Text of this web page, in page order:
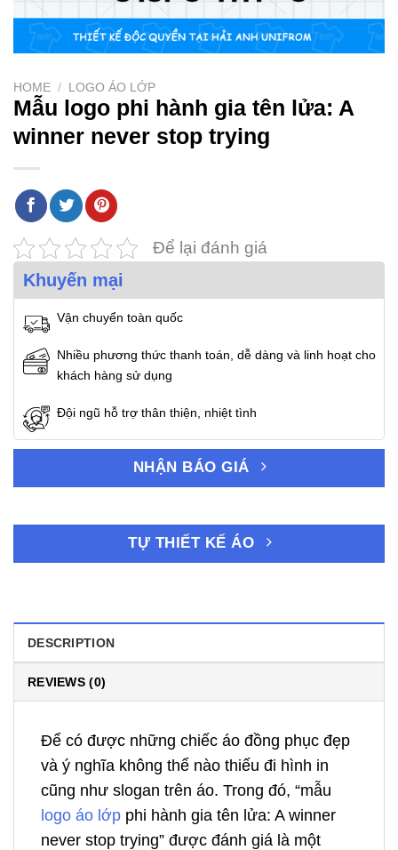
HOME / LOGO ÁO LỚP
Mẫu logo phi hành gia tên lửa: A
winner never stop trying
Để lại đánh giá
Khuyến mại
Vận chuyển toàn quốc
Nhiều phương thức thanh toán, dễ dàng và linh hoạt cho
khách hàng sử dụng
Đội ngũ hỗ trợ thân thiện, nhiệt tình
NHẬN BÁO GIÁ
TỰ THIẾT KẾ ÁO
DESCRIPTION
REVIEWS (0)
Để có được những chiếc áo đồng phục đẹp
và ý nghĩa không thể nào thiếu đi hình in
cũng như slogan trên áo. Trong đó, “mẫu
logo áo lớp phi hành gia tên lửa: A winner
never stop trying” được đánh giá là một